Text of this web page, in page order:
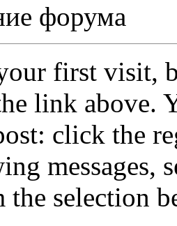
форума
first visit,
link above.
click the
messages,
selection